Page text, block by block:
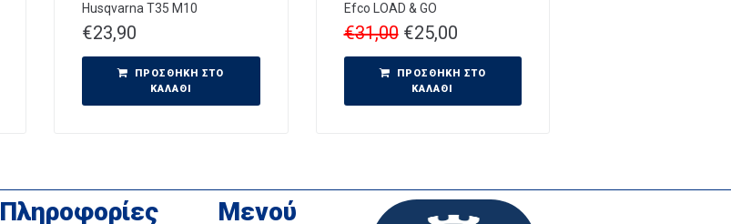
Husqvarna T35 M10
€23,90
ΠΡΟΣΘΉΚΗ ΣΤΟ
ΚΑΛΆΘΙ
Efco LOAD & GO
€31,00 €25,00
ΠΡΟΣΘΉΚΗ ΣΤΟ
ΚΑΛΆΘΙ
Πληροφορίες Μενού